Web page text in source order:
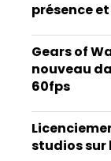
présence
Gears of
nouveau
60fps
studios sur